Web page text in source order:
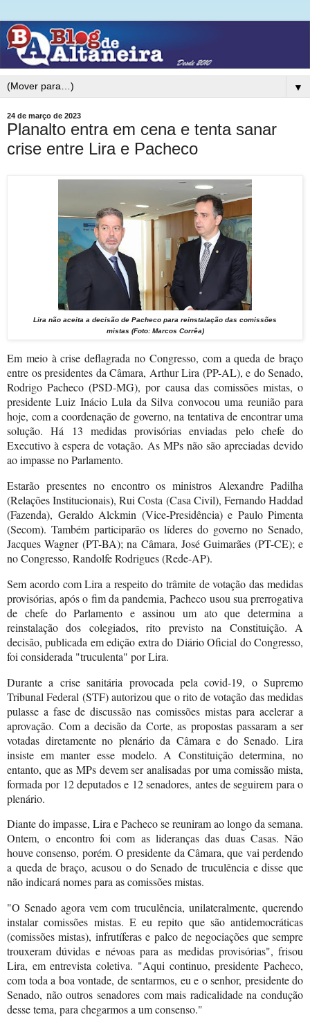
▼
24 de março de 2023
Planalto entra em cena e tenta sanar
crise entre Lira e Pacheco
Lira não aceita a decisão de Pacheco para reinstalação das comissões
mistas (Foto: Marcos Corrêa)
Em meio à crise deflagrada no Congresso, com a queda de braço
entre os presidentes da Câmara, Arthur Lira (PP-AL), e do Senado,
Rodrigo Pacheco (PSD-MG), por causa das comissões mistas, o
presidente Luiz Inácio Lula da Silva convocou uma reunião para
hoje, com a coordenação de governo, na tentativa de encontrar uma
solução. Há 13 medidas provisórias enviadas pelo chefe do
Executivo à espera de votação. As MPs não são apreciadas devido
ao impasse no Parlamento.
Estarão presentes no encontro os ministros Alexandre Padilha
(Relações Institucionais), Rui Costa (Casa Civil), Fernando Haddad
(Fazenda), Geraldo Alckmin (Vice-Presidência) e Paulo Pimenta
(Secom). Também participarão os líderes do governo no Senado,
Jacques Wagner (PT-BA); na Câmara, José Guimarães (PT-CE); e
no Congresso, Randolfe Rodrigues (Rede-AP).
Sem acordo com Lira a respeito do trâmite de votação das medidas
provisórias, após o fim da pandemia, Pacheco usou sua prerrogativa
de chefe do Parlamento e assinou um ato que determina a
reinstalação dos colegiados, rito previsto na Constituição. A
decisão, publicada em edição extra do Diário Oficial do Congresso,
foi considerada "truculenta" por Lira.
Durante a crise sanitária provocada pela covid-19, o Supremo
Tribunal Federal (STF) autorizou que o rito de votação das medidas
pulasse a fase de discussão nas comissões mistas para acelerar a
aprovação. Com a decisão da Corte, as propostas passaram a ser
votadas diretamente no plenário da Câmara e do Senado. Lira
insiste em manter esse modelo. A Constituição determina, no
entanto, que as MPs devem ser analisadas por uma comissão mista,
formada por 12 deputados e 12 senadores, antes de seguirem para o
plenário.
Diante do impasse, Lira e Pacheco se reuniram ao longo da semana.
Ontem, o encontro foi com as lideranças das duas Casas. Não
houve consenso, porém. O presidente da Câmara, que vai perdendo
a queda de braço, acusou o do Senado de truculência e disse que
não indicará nomes para as comissões mistas.
"O Senado agora vem com truculência, unilateralmente, querendo
instalar comissões mistas. E eu repito que são antidemocráticas
(comissões mistas), infrutíferas e palco de negociações que sempre
trouxeram dúvidas e névoas para as medidas provisórias", frisou
Lira, em entrevista coletiva. "Aqui continuo, presidente Pacheco,
com toda a boa vontade, de sentarmos, eu e o senhor, presidente do
Senado, não outros senadores com mais radicalidade na condução
desse tema, para chegarmos a um consenso."